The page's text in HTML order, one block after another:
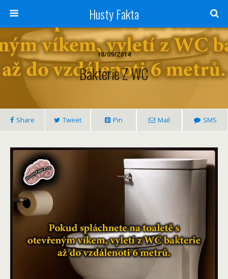
Husty Fakta
18/09/2014
Bakterie Z WC
Share Tweet Pin Mail SMS